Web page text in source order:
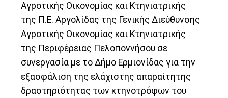
Αγροτικής Οικονομίας και Κτηνιατρικής
της Π.Ε. Αργολίδας της Γενικής Διεύθυνσης
Αγροτικής Οικονομίας και Κτηνιατρικής
της Περιφέρειας Πελοποννήσου σε
συνεργασία με το Δήμο Ερμιονίδας για την
εξασφάλιση της ελάχιστης απαραίτητης
δραστηριότητας των κτηνοτρόφων του